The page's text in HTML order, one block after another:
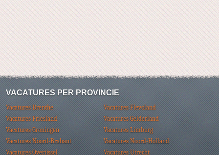
VACATURES PER PROVINCIE
Vacatures Drenthe
Vacatures Flevoland
Vacatures Friesland
Vacatures Gelderland
Vacatures Groningen
Vacatures Limburg
Vacatures Noord-Brabant
Vacatures Noord-Holland
Vacatures Overijssel
Vacatures Utrecht